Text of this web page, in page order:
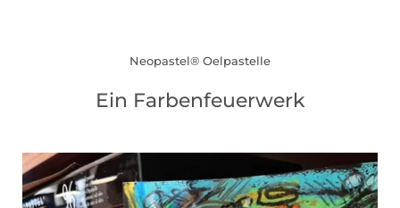
Neopastel® Oelpastelle
Ein Farbenfeuerwerk